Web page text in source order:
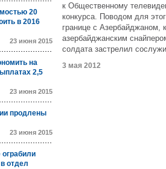
20
в 2016
23 июня 2015
на
2,5
23 июня 2015
продлены
23 июня 2015
отдел
к Общественному
конкурса. Поводом для
границе с Азербайджаном,
азербайджанским
солдата застрелил
3 мая 2012